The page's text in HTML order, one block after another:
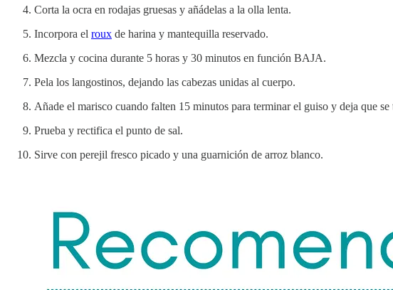
Corta la ocra en rodajas gruesas y añádelas a la olla lenta.
Incorpora el roux de harina y mantequilla reservado.
Mezcla y cocina durante 5 horas y 30 minutos en función BAJA.
Pela los langostinos, dejando las cabezas unidas al cuerpo.
Añade el marisco cuando falten 15 minutos para terminar el guiso y deja que
Prueba y rectifica el punto de sal.
Sirve con perejil fresco picado y una guarnición de arroz blanco.